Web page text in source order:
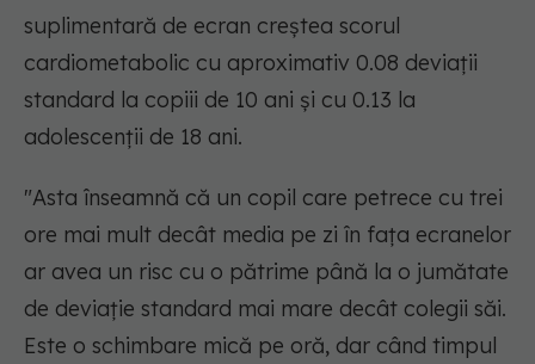
suplimentară de ecran creștea scorul
cardiometabolic cu aproximativ 0.08 deviații
standard la copiii de 10 ani și cu 0.13 la
adolescenții de 18 ani.
"Asta înseamnă că un copil care petrece cu trei
ore mai mult decât media pe zi în fața ecranelor
ar avea un risc cu o pătrime până la o jumătate
de deviație standard mai mare decât colegii săi.
Este o schimbare mică pe oră, dar când timpul